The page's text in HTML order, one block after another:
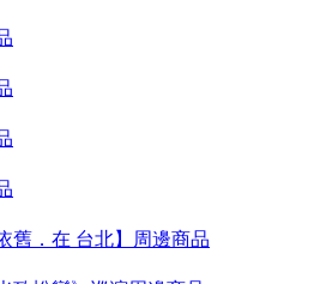
舊．在 台北】周邊商品